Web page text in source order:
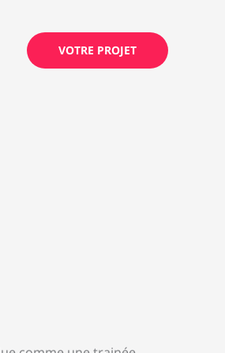
VOTRE PROJET